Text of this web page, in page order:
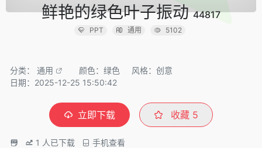
鲜艳的绿色叶子振动44817
PPT 通用 5102
分类： 通用 颜色：绿色
风格：创意
日期：2025-12-25 15:50:42
立即下载 收藏 5
1 人已下载 手机查看